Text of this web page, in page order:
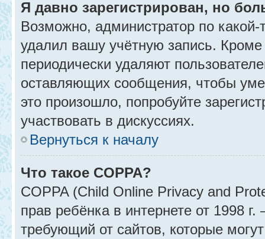
Я давно зарегистрирован, но
Возможно, администратор по
удалил вашу учётную запись.
периодически удаляют
оставляющих сообщения, чтобы
это произошло, попробуйте
участвовать в дискуссиях.
Вернуться к началу
Что такое COPPA?
COPPA (Child Online Privacy and
прав ребёнка в интернете от 1998
требующий от сайтов, которые